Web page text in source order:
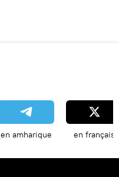
en amharique en français